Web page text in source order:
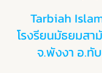
Tarbiah
โรงรียนมัธยมส
จ.พังงา อ.ทั